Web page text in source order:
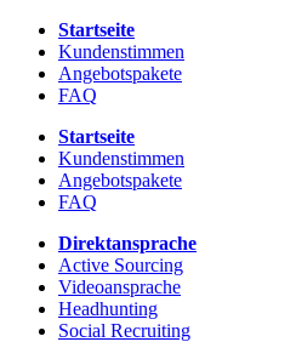
Startseite
Kundenstimmen
Angebotspakete
FAQ
Startseite
Kundenstimmen
Angebotspakete
FAQ
Direktansprache
Active Sourcing
Videoansprache
Headhunting
Social Recruiting